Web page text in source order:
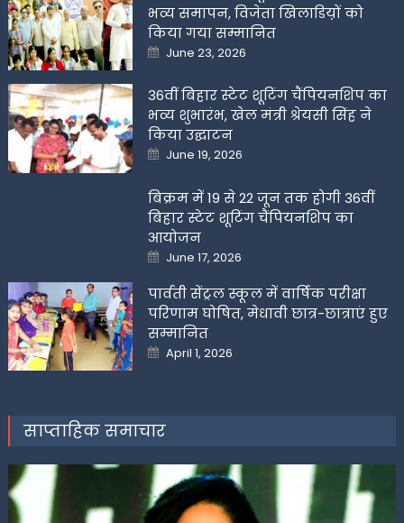
भव्य समापन, विजेता खिलाडिय़ों को
किया गया सम्मानित
Posted
on
June 23, 2026
36वीं बिहार स्टेट शूटिंग चैंपियनशिप का
भव्य शुभारंभ, खेल मंत्री श्रेयसी सिंह ने
किया उद्घाटन
Posted
on
June 19, 2026
बिक्रम में 19 से 22 जून तक होगी 36वीं
बिहार स्टेट शूटिंग चैंपियनशिप का
आयोजन
Posted
on
June 17, 2026
पार्वती सेंट्रल स्कूल में वार्षिक परीक्षा
परिणाम घोषित, मेधावी छात्र-छात्राएं हुए
सम्मानित
Posted
on
April 1, 2026
साप्ताहिक समाचार